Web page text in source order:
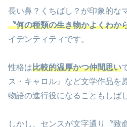
長い鼻？くちばし？が印象的な
〝何の種類の生き物かよくわか
イデンティティです。
性格は比較的温厚かつ仲間思い
ス・キャロル』など文学作品を
物語の進行役になることもしば
しかし、センスが文字通り〝致